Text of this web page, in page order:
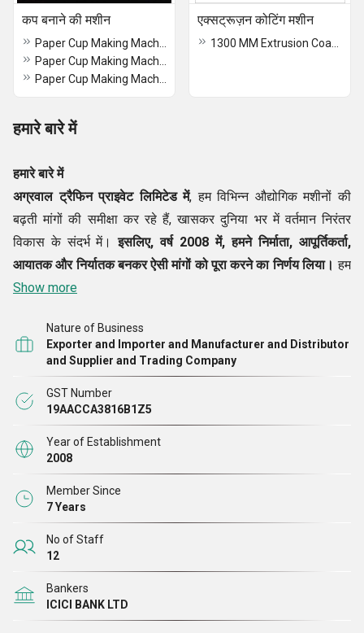
कप बनाने की मशीन एक्सट्रूज़न कोटिंग मशीन
हमारे बारे में
हमारे बारे में
अग्रवाल ट्रैफिन प्राइवेट लिमिटेड में, हम विभिन्न औद्योगिक मशीनों की
बढ़ती मांगों की समीक्षा कर रहे हैं, खासकर दुनिया भर में वर्तमान निरंतर
विकास के संदर्भ में।इसलिए, वर्ष 2008 में, हमनेनिर्माता, आपूर्तिकर्ता,
आयातकऔर निर्यातक बनकर ऐसी मांगों को पूरा करने का निर्णय लिया। हम
एक उत्कृष्ट मशीन लाइन का निर्माण कर रहे हैं, जिसमें
पेपर बैग मशीन स्क्वायर बॉटम, एसपीबी 900 पेपर बाउल मेकिंग मशीन,
पीपीएम 300 ऑटोमैटिक पेपर ट्रे मेकिंग मशीनआदि शामिल हैं। उत्पादन के
बाद, हम सुनिश्चित करते हैं कि सभी मशीनों को उच्चतम गुणवत्ता वाले
विनिर्देशों के अनुसार चेक किया जाए और फिर दुनिया भर के ग्राहकों को
वितरित किया जाए। इसके अलावा,एसपीबी मशीनरीहमारा अपना ब्रांड है
जिसके तहत हम अपने सामानों की मार्केटिंग करते हैं।
Show more
Nature of Business
Exporter and Importer and Manufacturer and Distributor
and Supplier and Trading Company
GST Number
19AACCA3816B1Z5
Year of Establishment
2008
Member Since
7 Years
No of Staff
12
Bankers
ICICI BANK LTD